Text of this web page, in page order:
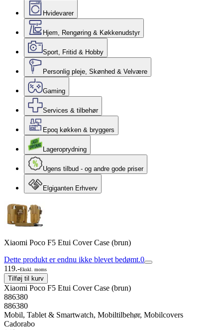
Hvidevarer
Hjem, Rengøring & Køkkenudstyr
Sport, Fritid & Hobby
Personlig pleje, Skønhed & Velvære
Gaming
Services & tilbehør
Epoq køkken & bryggers
Lageroprydning
Ugens tilbud - og andre gode priser
Elgiganten Erhverv
Xiaomi Poco F5 Etui Cover Case (brun)
Dette produkt er endnu ikke blevet bedømt.0
119.-Ekskl. moms
Tilføj til kurv
Xiaomi Poco F5 Etui Cover Case (brun)
886380
886380
Mobil, Tablet & Smartwatch, Mobiltilbehør, Mobilcovers
Cadorabo